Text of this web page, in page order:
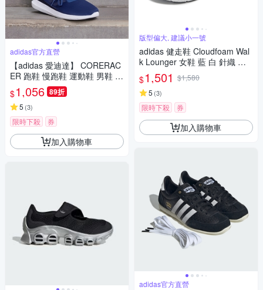
adidas官方直營
【adidas 愛迪達】 CORERAC
ER 跑鞋 慢跑鞋 運動鞋 男鞋 F
X3594
$1,056 89折
5 (3)
限時下殺 券
加入購物車
版型偏大, 建議小一號
adidas 健走鞋 Cloudfoam Wal
k Lounger 女鞋 藍 白 針織 套
入式 緩衝 休閒 愛迪達 ID4062
$1,501 $1,580
5 (3)
限時下殺 券
加入購物車
adidas官方直營